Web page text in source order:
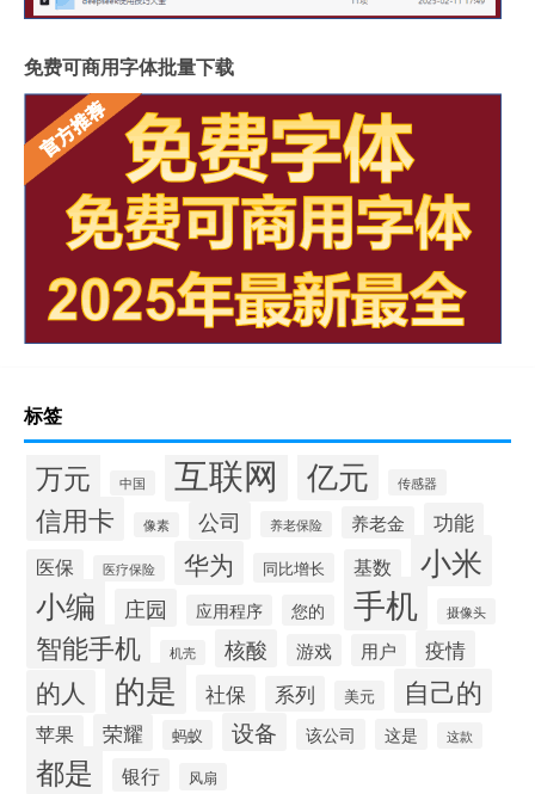
免费可商用字体批量下载
标签
万元 中国 互联网 亿元 传感器
信用卡 像素 公司 养老保险 养老金 功能
医保 医疗保险 华为 同比增长 基数 小米
小编 庄园 应用程序 您的 手机 摄像头
智能手机 机壳 核酸 游戏 用户 疫情
的人 的是 社保 系列 美元 自己的
苹果 荣耀 蚂蚁 设备 该公司 这是 这款
都是 银行 风扇